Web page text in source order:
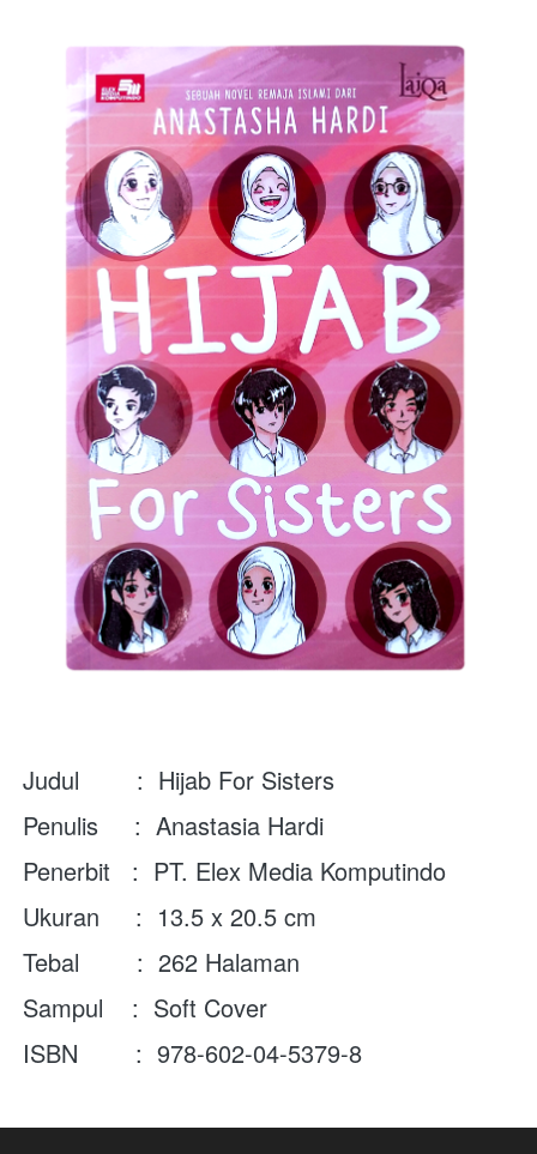
Judul        :  Hijab For Sisters
Penulis     :  Anastasia Hardi
Penerbit   :  PT. Elex Media Komputindo
Ukuran     :  13.5 x 20.5 cm
Tebal        :  262 Halaman
Sampul    :  Soft Cover
ISBN        :  978-602-04-5379-8